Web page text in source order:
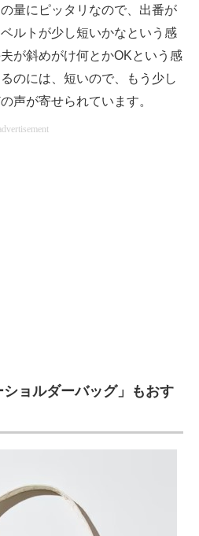
量にピッタリなので、出番が
ルトが少し短いかなという感
が斜めがけ何とかOKという感
のには、短いので、もう少し
声が寄せられています。
ョルダーバッグ」もおす